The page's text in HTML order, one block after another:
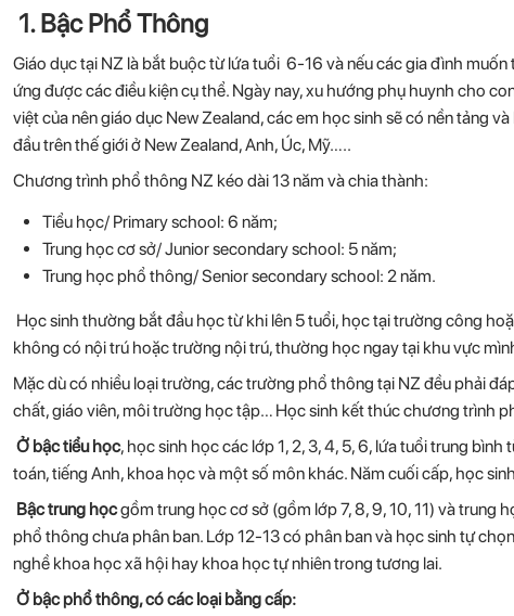
1. Bậc Phổ Thông
Giáo dục tại NZ là bắt buộc từ lứa tuổi 6-16 và nếu các gia đình
ứng được các điều kiện cụ thể. Ngày nay, xu hướng phụ huynh cho
việt của nên giáo dục New Zealand, các em học sinh sẽ có nền tảng
đầu trên thế giới ở New Zealand, Anh, Úc, Mỹ…..
Chương trình phổ thông NZ kéo dài 13 năm và chia thành:
Tiểu học/ Primary school: 6 năm;
Trung học cơ sở/ Junior secondary school: 5 năm;
Trung học phổ thông/ Senior secondary school: 2 năm.
Học sinh thường bắt đầu học từ khi lên 5 tuổi, học tại trường công
không có nội trú hoặc trường nội trú, thường học ngay tại khu vực
Mặc dù có nhiều loại trường, các trường phổ thông tại NZ đều phải
chất, giáo viên, môi trường học tập… Học sinh kết thúc chương trình
Ở bậc tiểu học, học sinh học các lớp 1, 2, 3, 4, 5, 6, lứa tuổi trung
toán, tiếng Anh, khoa học và một số môn khác. Năm cuối cấp, học
Bậc trung họcgồm trung học cơ sở (gồm lớp 7, 8, 9, 10, 11) và trung
phổ thông chưa phân ban. Lớp 12-13 có phân ban và học sinh tự
nghề khoa học xã hội hay khoa học tự nhiên trong tương lai.
Ở bậc phổ thông, có các loại bằng cấp: